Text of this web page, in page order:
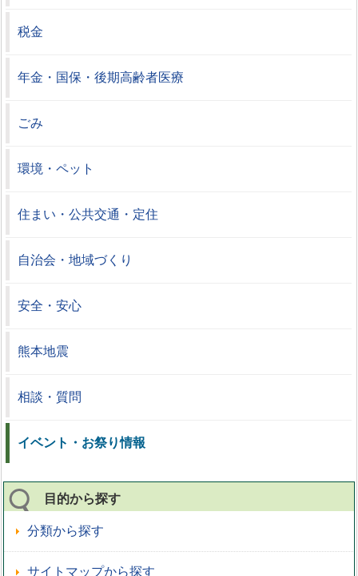
税金
年金・国保・後期高齢者医療
ごみ
環境・ペット
住まい・公共交通・定住
自治会・地域づくり
安全・安心
熊本地震
相談・質問
イベント・お祭り情報
目的から探す
分類から探す
サイトマップから探す